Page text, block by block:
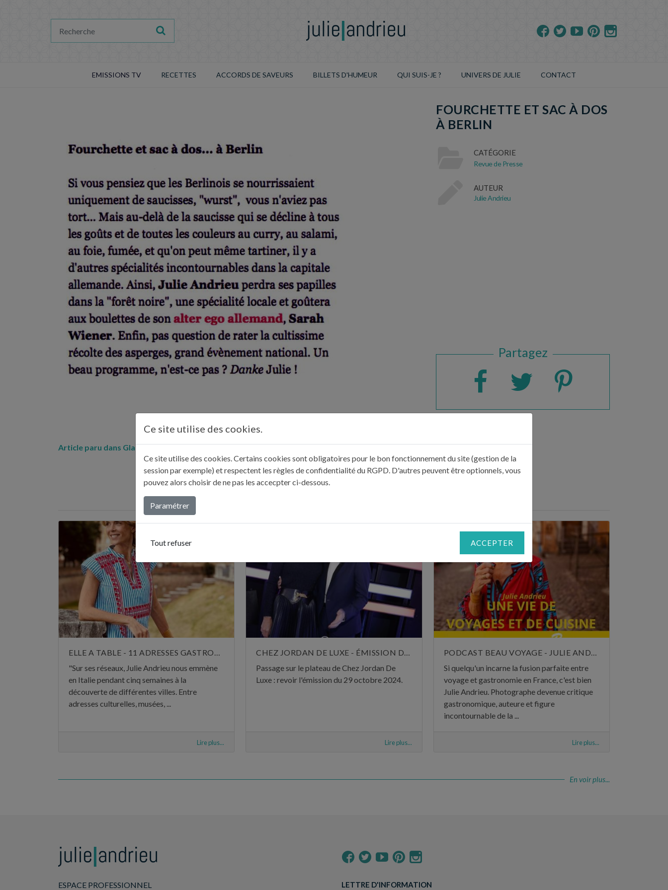
EMISSIONS TV RECETTES ACCORDS DE SAVEURS BILLETS D'HUMEUR QUI SUIS-JE ? UNIVERS DE JULIE CONTACT
FOURCHETTE ET SAC À DOS
À BERLIN
CATÉGORIE
Revue de Presse
AUTEUR
Julie Andrieu
Partagez
Article paru dans Glamour – 25 août 2011
DERNIÈRES PUBLICATIONS : "REVUE DE PRESSE"
"Sur ses réseaux, Julie Andrieu nous emmène
en Italie pendant cinq semaines à la
découverte de différentes villes. Entre
adresses culturelles, musées, ...
Lire plus...
Passage sur le plateau de Chez Jordan De
Luxe : revoir l'émission du 29 octobre 2024.
Lire plus...
Si quelqu'un incarne la fusion parfaite entre
voyage et gastronomie en France, c'est bien
Julie Andrieu. Photographe devenue critique
gastronomique, auteure et figure
incontournable de la ...
Lire plus...
En voir plus...
ESPACE PROFESSIONNEL LETTRE D'INFORMATION
Ce site utilise des cookies.
Ce site utilise des cookies. Certains cookies sont obligatoires pour le bon fonctionnement du site (gestion de la
session par exemple) et respectent les règles de confidentialité du RGPD. D'autres peuvent être optionnels, vous
pouvez alors choisir de ne pas les accecpter ci-dessous.
Paramétrer
Tout refuser ACCEPTER